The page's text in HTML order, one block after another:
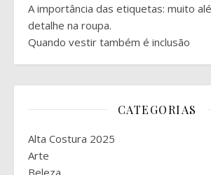
A importância das etiquetas: muito
detalhe na roupa.
Quando vestir também é inclusão
CATEGORIAS
Alta Costura 2025
Arte
Beleza